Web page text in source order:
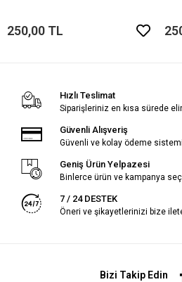
250,00 TL
Hızlı Teslimat
Siparişleriniz en kısa sürede
Güvenli Alışveriş
Güvenli ve kolay ödeme sistemi
Geniş Ürün Yelpazesi
Binlerce ürün ve kampanya
7 / 24 DESTEK
Öneri ve şikayetlerinizi bize
Bizi Takip Edin